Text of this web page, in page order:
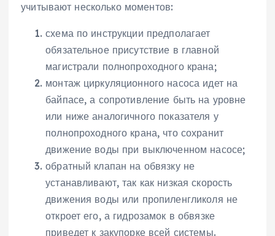
учитывают несколько моментов:
схема по инструкции предполагает
обязательное присутствие в главной
магистрали полнопроходного крана;
монтаж циркуляционного насоса идет на
байпасе, а сопротивление быть на уровне
или ниже аналогичного показателя у
полнопроходного крана, что сохранит
движение воды при выключенном насосе;
обратный клапан на обвязку не
устанавливают, так как низкая скорость
движения воды или пропиленгликоля не
откроет его, а гидрозамок в обвязке
приведет к закупорке всей системы.